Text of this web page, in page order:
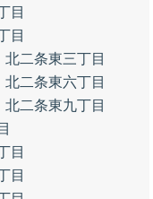
目
目
北二条東三丁目
北二条東六丁目
北二条東九丁目
目
目